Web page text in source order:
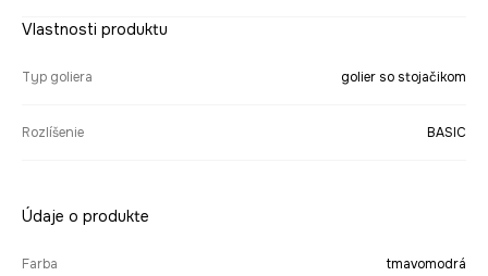
Vlastnosti produktu
Typ goliera golier so stojačikom
Rozlíšenie BASIC
Údaje o produkte
Farba tmavomodrá